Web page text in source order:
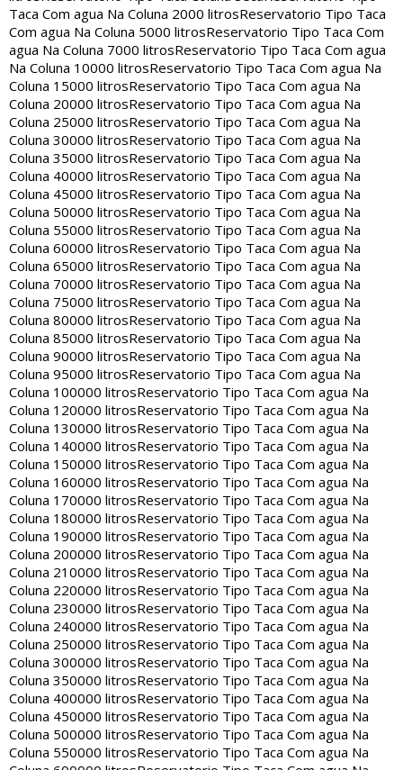
Taca Com agua Na Coluna 2000 litrosReservatorio Tipo Taca
Com agua Na Coluna 5000 litrosReservatorio Tipo Taca Com
agua Na Coluna 7000 litrosReservatorio Tipo Taca Com agua
Na Coluna 10000 litrosReservatorio Tipo Taca Com agua Na
Coluna 15000 litrosReservatorio Tipo Taca Com agua Na
Coluna 20000 litrosReservatorio Tipo Taca Com agua Na
Coluna 25000 litrosReservatorio Tipo Taca Com agua Na
Coluna 30000 litrosReservatorio Tipo Taca Com agua Na
Coluna 35000 litrosReservatorio Tipo Taca Com agua Na
Coluna 40000 litrosReservatorio Tipo Taca Com agua Na
Coluna 45000 litrosReservatorio Tipo Taca Com agua Na
Coluna 50000 litrosReservatorio Tipo Taca Com agua Na
Coluna 55000 litrosReservatorio Tipo Taca Com agua Na
Coluna 60000 litrosReservatorio Tipo Taca Com agua Na
Coluna 65000 litrosReservatorio Tipo Taca Com agua Na
Coluna 70000 litrosReservatorio Tipo Taca Com agua Na
Coluna 75000 litrosReservatorio Tipo Taca Com agua Na
Coluna 80000 litrosReservatorio Tipo Taca Com agua Na
Coluna 85000 litrosReservatorio Tipo Taca Com agua Na
Coluna 90000 litrosReservatorio Tipo Taca Com agua Na
Coluna 95000 litrosReservatorio Tipo Taca Com agua Na
Coluna 100000 litrosReservatorio Tipo Taca Com agua Na
Coluna 120000 litrosReservatorio Tipo Taca Com agua Na
Coluna 130000 litrosReservatorio Tipo Taca Com agua Na
Coluna 140000 litrosReservatorio Tipo Taca Com agua Na
Coluna 150000 litrosReservatorio Tipo Taca Com agua Na
Coluna 160000 litrosReservatorio Tipo Taca Com agua Na
Coluna 170000 litrosReservatorio Tipo Taca Com agua Na
Coluna 180000 litrosReservatorio Tipo Taca Com agua Na
Coluna 190000 litrosReservatorio Tipo Taca Com agua Na
Coluna 200000 litrosReservatorio Tipo Taca Com agua Na
Coluna 210000 litrosReservatorio Tipo Taca Com agua Na
Coluna 220000 litrosReservatorio Tipo Taca Com agua Na
Coluna 230000 litrosReservatorio Tipo Taca Com agua Na
Coluna 240000 litrosReservatorio Tipo Taca Com agua Na
Coluna 250000 litrosReservatorio Tipo Taca Com agua Na
Coluna 300000 litrosReservatorio Tipo Taca Com agua Na
Coluna 350000 litrosReservatorio Tipo Taca Com agua Na
Coluna 400000 litrosReservatorio Tipo Taca Com agua Na
Coluna 450000 litrosReservatorio Tipo Taca Com agua Na
Coluna 500000 litrosReservatorio Tipo Taca Com agua Na
Coluna 550000 litrosReservatorio Tipo Taca Com agua Na